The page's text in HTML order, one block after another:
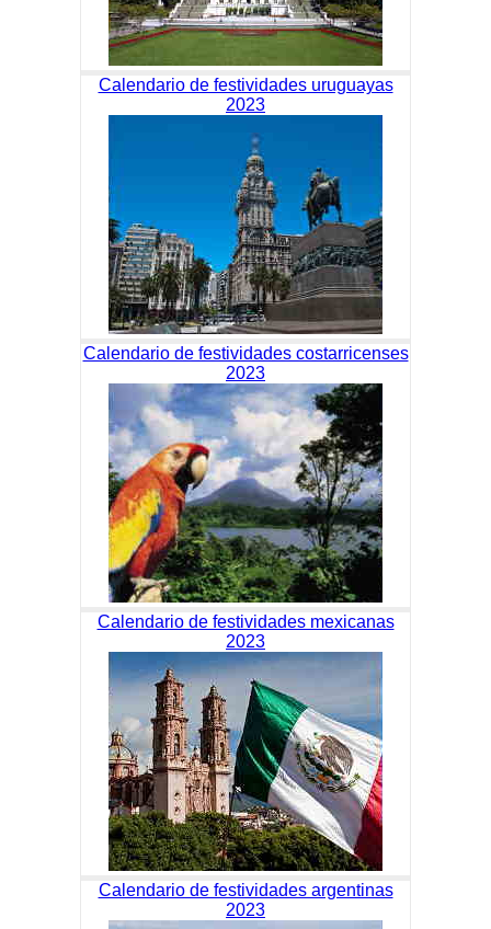
Calendario de festividades uruguayas
2023
Calendario de festividades costarricenses
2023
Calendario de festividades mexicanas
2023
Calendario de festividades argentinas
2023